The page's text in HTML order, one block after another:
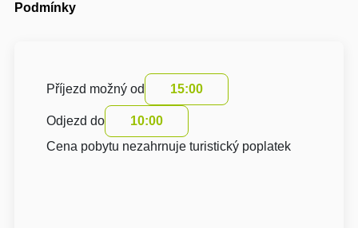
Podmínky
Příjezd možný od 15:00
Odjezd do
10:00
Cena pobytu nezahrnuje turistický poplatek